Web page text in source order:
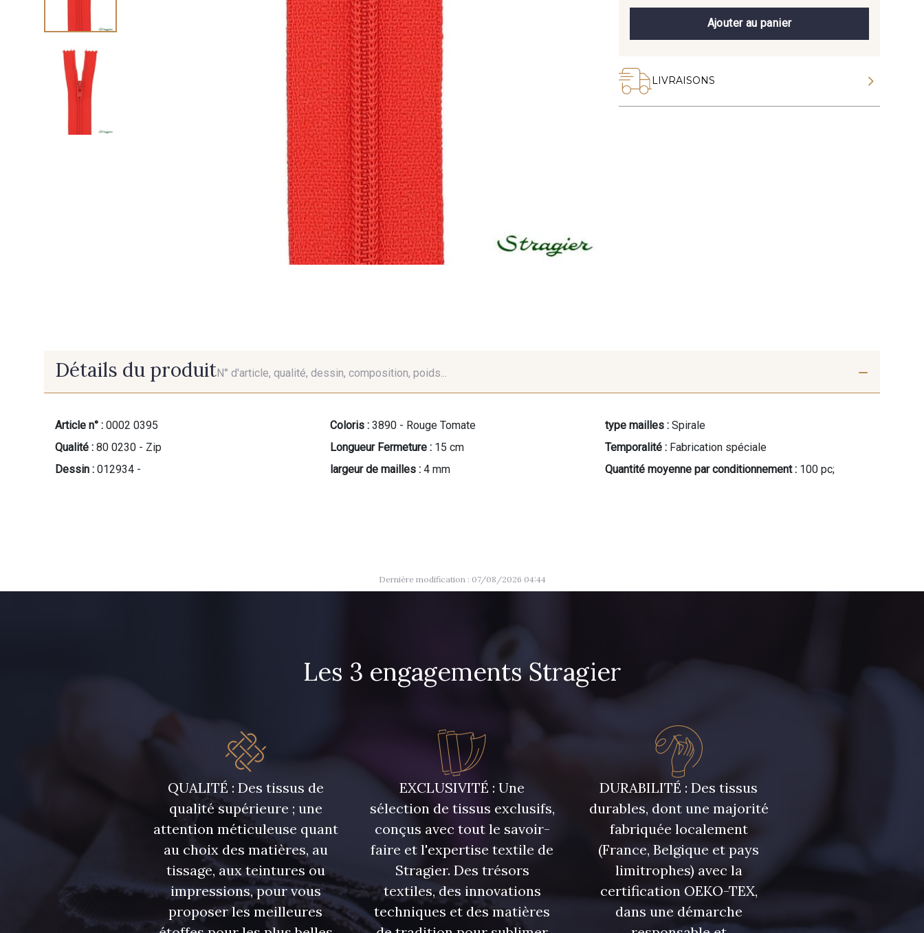
Ajouter au panier
LIVRAISONS
Détails du produitN° d'article, qualité, dessin, composition, poids...
Article n° : 0002 0395
Qualité : 80 0230 - Zip
Dessin : 012934 -
Coloris : 3890 - Rouge Tomate
Longueur Fermeture : 15 cm
largeur de mailles : 4 mm
type mailles : Spirale
Temporalité : Fabrication spéciale
Quantité moyenne par conditionnement : 100 pc;
Dernière modification : 07/08/2026 04:44
Les 3 engagements Stragier
QUALITÉ : Des tissus de
qualité supérieure ; une
attention méticuleuse quant
au choix des matières, au
tissage, aux teintures ou
impressions, pour vous
proposer les meilleures
EXCLUSIVITÉ : Une
sélection de tissus exclusifs,
conçus avec tout le savoir-
faire et l'expertise textile de
Stragier. Des trésors
textiles, des innovations
techniques et des matières
DURABILITÉ : Des tissus
durables, dont une majorité
fabriquée localement
(France, Belgique et pays
limitrophes) avec la
certification OEKO-TEX,
dans une démarche